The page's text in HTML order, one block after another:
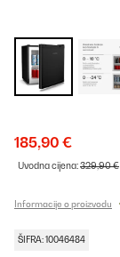
185,90 €
Uvodna cijena:329,90 €
Informacije o proizvodu
ŠIFRA: 10046484